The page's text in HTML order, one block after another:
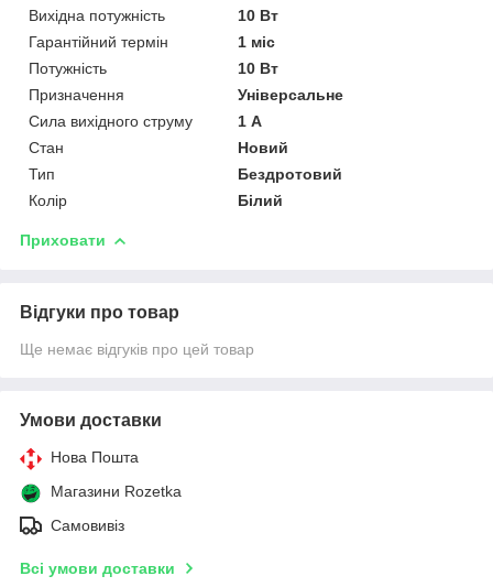
Вихідна потужність
10 Вт
Гарантійний термін
1 міс
Потужність
10 Вт
Призначення
Універсальне
Сила вихідного струму
1 А
Стан
Новий
Тип
Бездротовий
Колір
Білий
Приховати
Відгуки про товар
Ще немає відгуків про цей товар
Умови доставки
Нова Пошта
Магазини Rozetka
Самовивіз
Всі умови доставки